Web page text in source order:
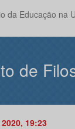
da Educação na
de
19:23